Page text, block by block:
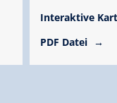
Interaktive
PDF Datei